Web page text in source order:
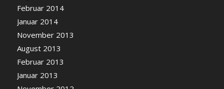
Februar 2014
Januar 2014
November 2013
August 2013
Februar 2013
Januar 2013